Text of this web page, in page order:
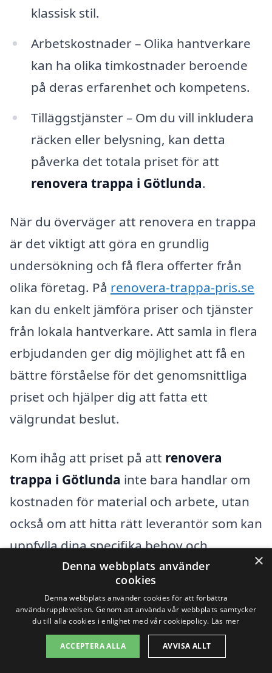
klassisk stil.
Arbetskostnader – Olika hantverkare
kan ha olika timkostnader beroende
på deras erfarenhet och kompetens.
Tilläggstjänster – Om du vill inkludera
räcken eller belysning, kan detta
påverka det totala priset för att
renovera trappa i Götlunda.
När du överväger att renovera en trappa
är det viktigt att göra en grundlig
undersökning och få flera offerter från
olika företag. På renovera-trappa-pris.se
kan du enkelt jämföra priser och tjänster
från lokala hantverkare. Att samla in flera
erbjudanden ger dig möjlighet att få en
bättre förståelse för det genomsnittliga
priset och hjälper dig att fatta ett
välgrundat beslut.
Kom ihåg att priset på att renovera
trappa i Götlunda inte bara handlar om
kostnaden för material och arbete, utan
också om att hitta rätt leverantör som kan
uppfylla dina specifika behov och
önskemål. Genom att använda vår
plattform kan du hitta rätt företag för att
genomföra din trappenovering på bästa
×
Denna webbplats använder
cookies
Denna webbplats använder cookies för att förbättra
användarupplevelsen. Genom att använda vår webbplats samtycker
du till alla cookies i enlighet med vår cookiepolicy. Läs mer
ACCEPTERA ALLA AVVISA ALLT